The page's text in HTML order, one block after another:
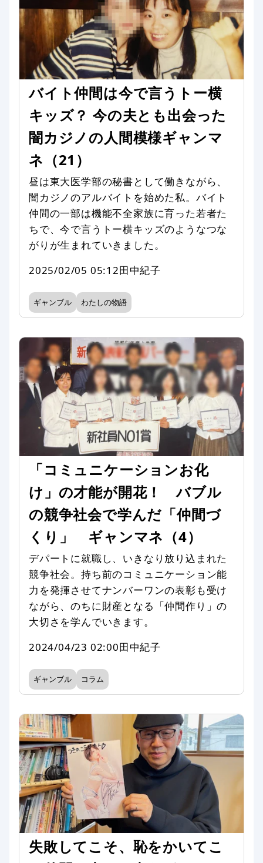
バイト仲間は今で言うトー横
キッズ？ 今の夫とも出会った
闇カジノの人間模様ギャンマ
ネ（21）
昼は東大医学部の秘書として働きながら、
闇カジノのアルバイトを始めた私。バイト
仲間の一部は機能不全家族に育った若者た
ちで、今で言うトー横キッズのようなつな
がりが生まれていきました。
2025/02/05 05:12田中紀子
ギャンブル わたしの物語
「コミュニケーションお化
け」の才能が開花！ バブル
の競争社会で学んだ「仲間づ
くり」 ギャンマネ（4）
デパートに就職し、いきなり放り込まれた
競争社会。持ち前のコミュニケーション能
力を発揮させてナンバーワンの表彰も受け
ながら、のちに財産となる「仲間作り」の
大切さを学んでいきます。
2024/04/23 02:00田中紀子
ギャンブル コラム
失敗してこそ、恥をかいてこ